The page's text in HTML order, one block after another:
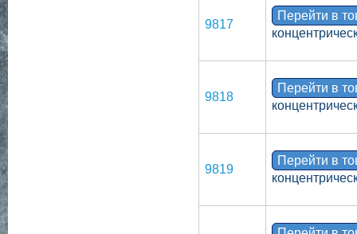
9817
Перейти в
9818
Перейти в
9819
Перейти в